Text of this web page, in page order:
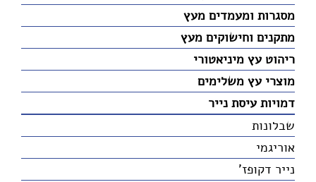
מסגרות ומעמדים מעץ
מתקנים וחישוקים מעץ
ריהוט עץ מיניאטורי
מוצרי עץ משלימים
דמויות עיסת נייר
שבלונות
אוריגמי
נייר דקופז'